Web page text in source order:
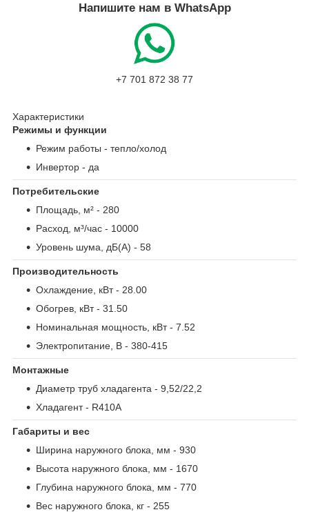
Напишите нам в WhatsApp
+7 701 872 38 77
Характеристики
Режимы и функции
Режим работы - тепло/холод
Инвертор - да
Потребительские
Площадь, м² - 280
Расход, м³/час - 10000
Уровень шума, дБ(А) - 58
Производительность
Охлаждение, кВт- 28.00
Обогрев, кВт- 31.50
Номинальная мощность, кВт- 7.52
Электропитание, В - 380-415
Монтажные
Диаметр труб хладагента - 9,52/22,2
Хладагент- R410A
Габариты и вес
Ширина наружного блока, мм - 930
Высота наружного блока, мм - 1670
Глубина наружного блока, мм - 770
Вес наружного блока, кг - 255